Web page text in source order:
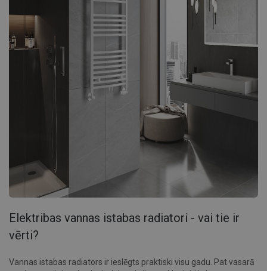
Elektribas vannas istabas radiatori - vai tie ir
vērti?
Vannas istabas radiators ir ieslēgts praktiski visu gadu. Pat vasarā